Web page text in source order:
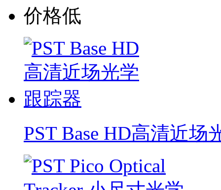
价格低
PST Base HD高清近场